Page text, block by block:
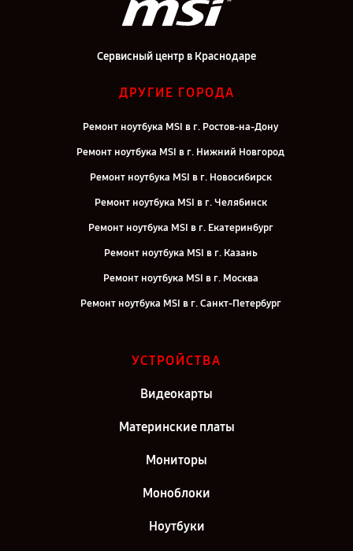
Сервисный центр в Краснодаре
ДРУГИЕ ГОРОДА
Ремонт ноутбука MSI в г. Ростов-на-Дону
Ремонт ноутбука MSI в г. Нижний Новгород
Ремонт ноутбука MSI в г. Новосибирск
Ремонт ноутбука MSI в г. Челябинск
Ремонт ноутбука MSI в г. Екатеринбург
Ремонт ноутбука MSI в г. Казань
Ремонт ноутбука MSI в г. Москва
Ремонт ноутбука MSI в г. Санкт-Петербург
УСТРОЙСТВА
Видеокарты
Материнские платы
Мониторы
Моноблоки
Ноутбуки